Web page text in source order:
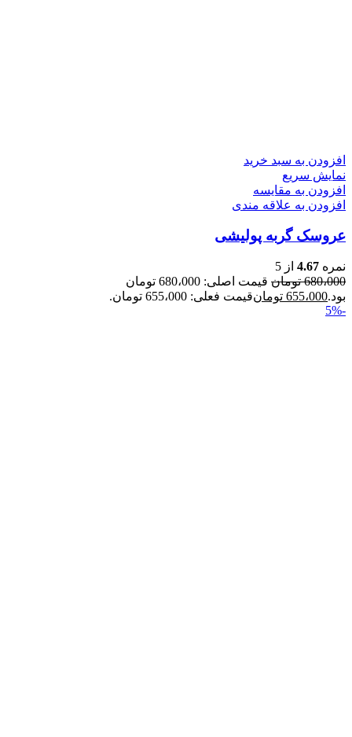
افزودن به سبد خرید
نمایش سریع
افزودن به مقایسه
افزودن به علاقه مندی
عروسک گربه پولیشی
نمره 4.67 از 5
680،000 تومان
قیمت اصلی: 680،000 تومان
بود.655،000 تومانقیمت فعلی: 655،000 تومان.
-5%